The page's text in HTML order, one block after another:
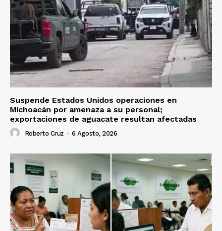
Suspende Estados Unidos operaciones en
Michoacán por amenaza a su personal;
exportaciones de aguacate resultan afectadas
Roberto Cruz - 6 Agosto, 2026